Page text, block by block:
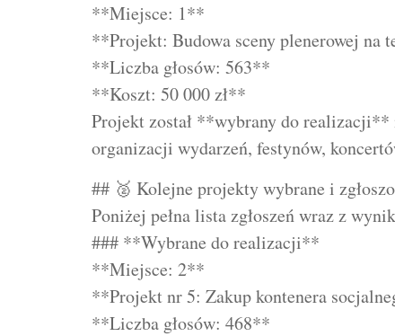
**Miejsce: 1**
**Projekt: Budowa sceny plenerowej na
**Liczba głosów: 563**
**Koszt: 50 000 zł**
Projekt został **wybrany do
organizacji wydarzeń, festynów,
## 🥈 Kolejne projekty wybrane i
Poniżej pełna lista zgłoszeń wraz z
### **Wybrane do realizacji**
**Miejsce: 2**
**Projekt nr 5: Zakup kontenera
**Liczba głosów: 468**